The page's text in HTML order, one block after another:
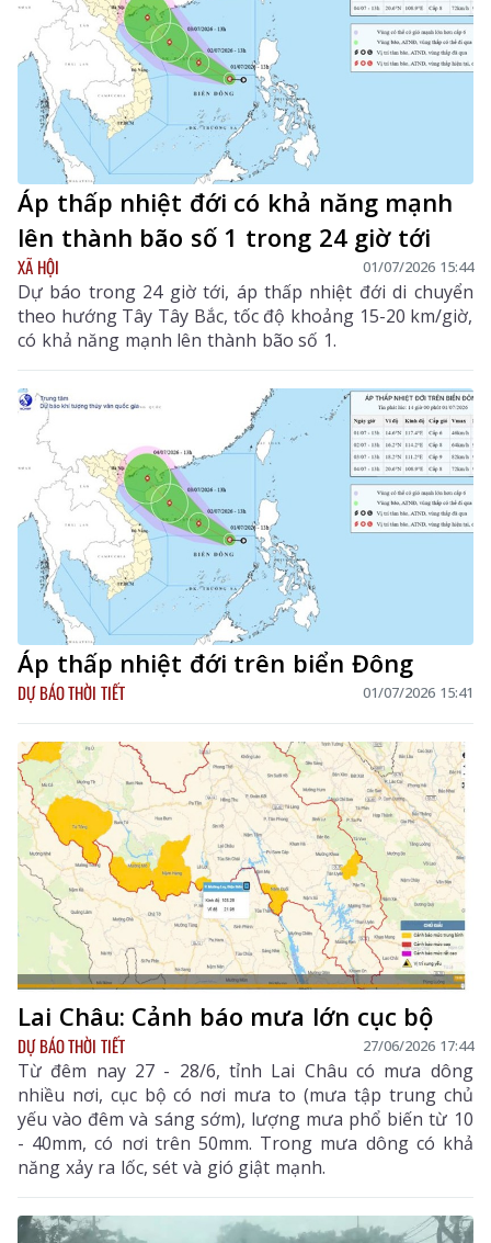
Áp thấp nhiệt đới có khả năng mạnh
lên thành bão số 1 trong 24 giờ tới
XÃ HỘI 01/07/2026 15:44
Dự báo trong 24 giờ tới, áp thấp nhiệt đới di chuyển
theo hướng Tây Tây Bắc, tốc độ khoảng 15-20 km/giờ,
có khả năng mạnh lên thành bão số 1.
Áp thấp nhiệt đới trên biển Đông
DỰ BÁO THỜI TIẾT 01/07/2026 15:41
Lai Châu: Cảnh báo mưa lớn cục bộ
DỰ BÁO THỜI TIẾT 27/06/2026 17:44
Từ đêm nay 27 - 28/6, tỉnh Lai Châu có mưa dông
nhiều nơi, cục bộ có nơi mưa to (mưa tập trung chủ
yếu vào đêm và sáng sớm), lượng mưa phổ biến từ 10
- 40mm, có nơi trên 50mm. Trong mưa dông có khả
năng xảy ra lốc, sét và gió giật mạnh.